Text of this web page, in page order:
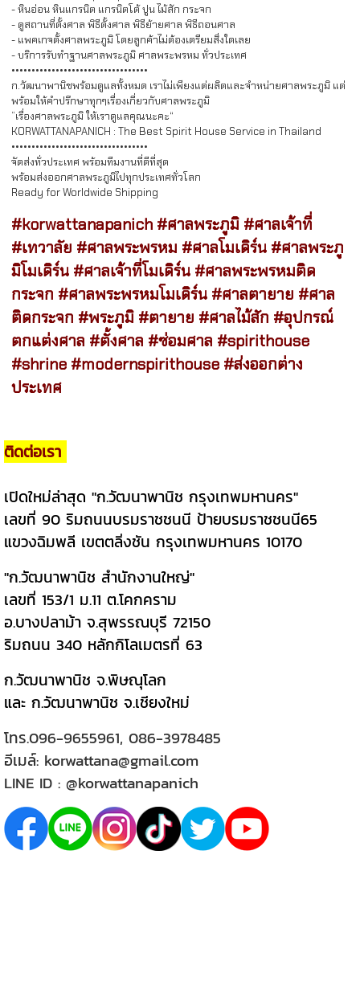
- หินอ่อน หินแกรนิต แกรนิตโต้ ปูน ไม้สัก กระจก
- ดูสถานที่ตั้งศาล พิธีตั้งศาล พิธีย้ายศาล พิธีถอนศาล
- แพคเกจตั้งศาลพระภูมิ โดยลูกค้าไม่ต้องเตรียมสิ่งใดเลย
- บริการรับทำฐานศาลพระภูมิ ศาลพระพรหม ทั่วประเทศ
••••••••••••••••••••••••••••••••••
ก.วัฒนาพานิชพร้อมดูแลทั้งหมด เราไม่เพียงแต่ผลิตและจำหน่ายศาลพระภูมิ แต่
พร้อมให้คำปรึกษาทุกๆเรื่องเกี่ยวกับศาลพระภูมิ
”เรื่องศาลพระภูมิ ให้เราดูแลคุณนะคะ“
KORWATTANAPANICH : The Best Spirit House Service in Thailand
••••••••••••••••••••••••••••••••••
จัดส่งทั่วประเทศ พร้อมทีมงานที่ดีที่สุด
พร้อมส่งออกศาลพระภูมิไปทุกประเทศทั่วโลก
Ready for Worldwide Shipping
#korwattanapanich #ศาลพระภูมิ #ศาลเจ้าที่
#เทวาลัย #ศาลพระพรหม #ศาลโมเดิร์น #ศาลพระภู
มิโมเดิร์น #ศาลเจ้าที่โมเดิร์น #ศาลพระพรหมติด
กระจก #ศาลพระพรหมโมเดิร์น #ศาลตายาย #ศาล
ติดกระจก #พระภูมิ #ตายาย #ศาลไม้สัก #อุปกรณ์
ตกแต่งศาล #ตั้งศาล #ซ่อมศาล #spirithouse
#shrine #modernspirithouse #ส่งออกต่าง
ประเทศ
ติดต่อเรา
เปิดใหม่ล่าสุด "ก.วัฒนาพานิช กรุงเทพมหานคร"
เลขที่ 90 ริมถนนบรมราชชนนี ป้ายบรมราชชนนี65
แขวงฉิมพลี เขตตลิ่งชัน กรุงเทพมหานคร 10170
"ก.วัฒนาพานิช สำนักงานใหญ่"
เลขที่ 153/1 ม.11 ต.โคกคราม
อ.บางปลาม้า จ.สุพรรณบุรี 72150
ริมถนน 340 หลักกิโลเมตรที่ 63
ก.วัฒนาพานิช จ.พิษณุโลก
และ ก.วัฒนาพานิช จ.เชียงใหม่
โทร.096-9655961, 086-3978485
อีเมล์: korwattana@gmail.com
LINE ID : @korwattanapanich